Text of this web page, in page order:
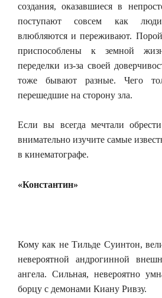
создания, оказавшиеся в
поступают совсем как
влюбляются и переживают.
приспособлены к земной
переделки из-за своей
тоже бывают разные. Чего
перешедшие на сторону зла.
Если вы всегда мечтали
внимательно изучите самые
в кинематографе.
«Константин»
Кому как не Тильде Суинтон,
невероятной андрогинной
ангела. Сильная, невероятно
борцу с демонами Киану Ривзу.